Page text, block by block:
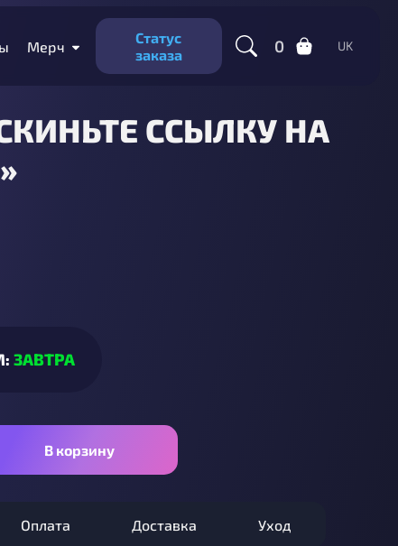
Мерч
Статус
заказа
0 UK
ССЫЛКУ НА
ЗАВТРА
В корзину
Оплата Доставка Уход